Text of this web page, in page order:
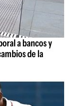
a bancos y
de la